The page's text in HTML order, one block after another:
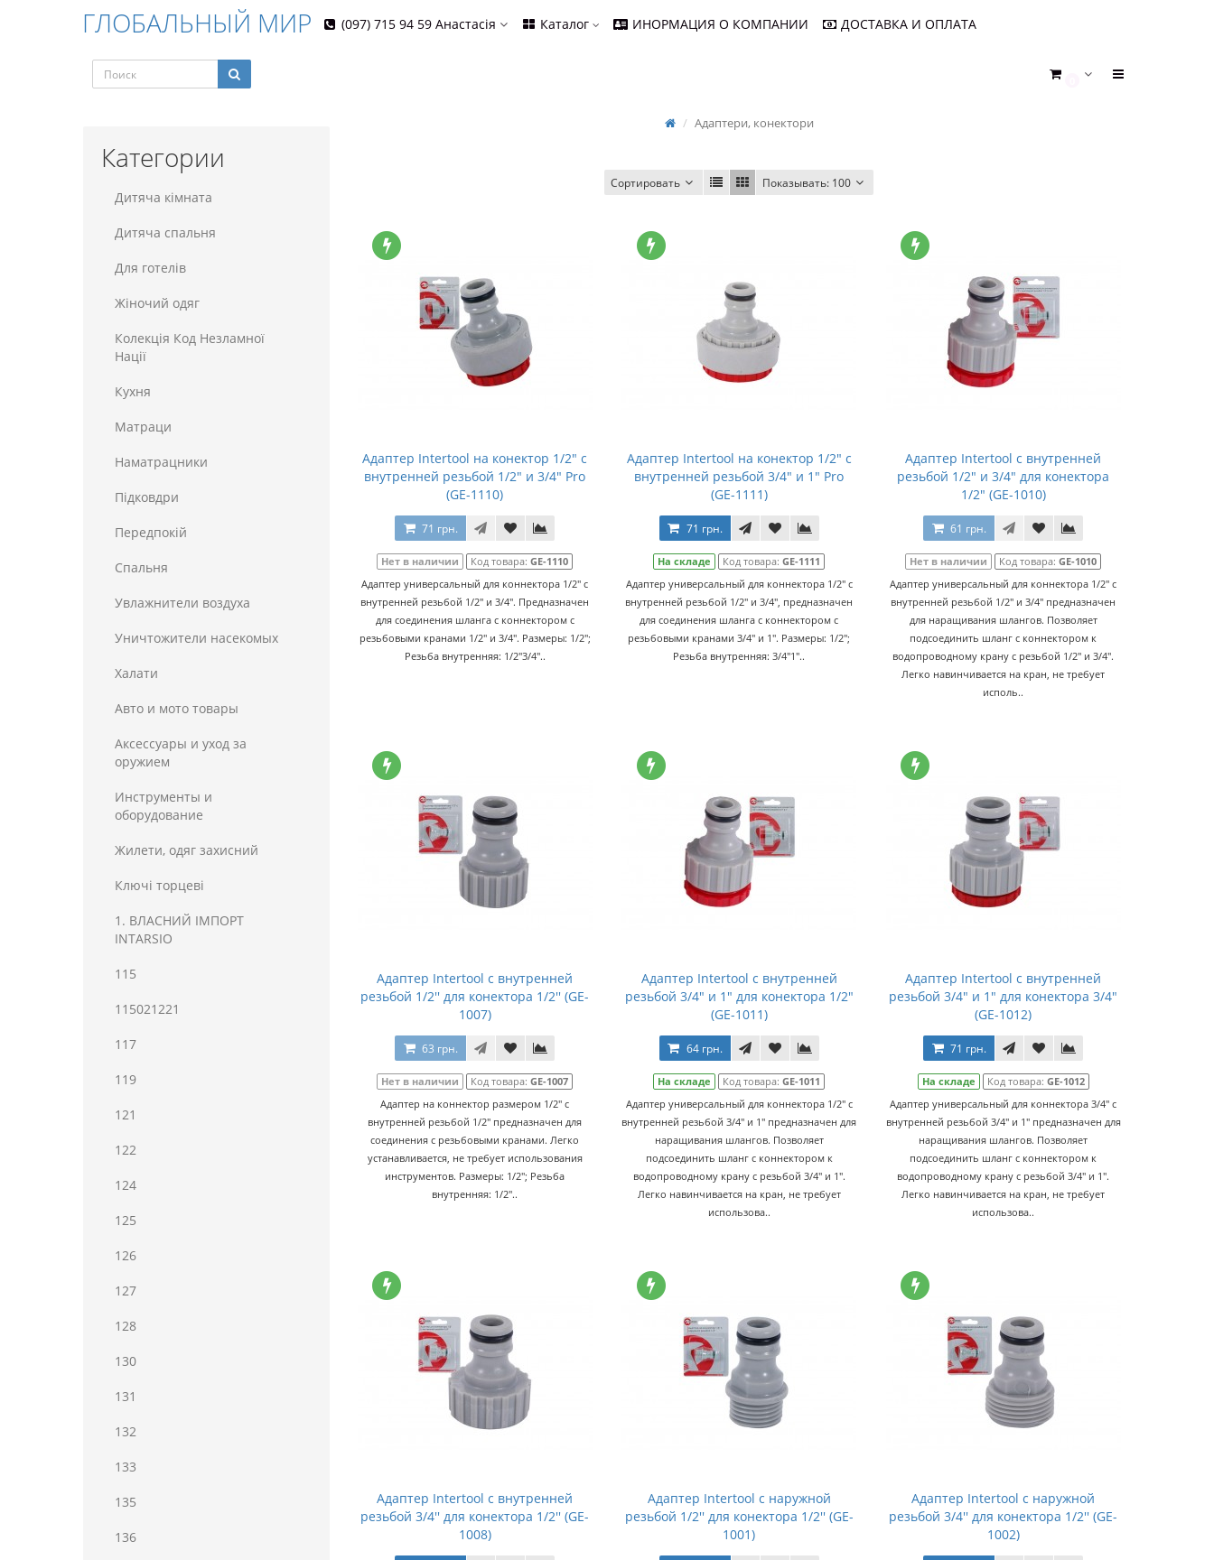
ГЛОБАЛЬНЫЙ МИР (097) 715 94 59 Анастасія Каталог ИНОРМАЦИЯ О КОМПАНИИ ДОСТАВКА И ОПЛАТА
Категории
Дитяча кімната
Дитяча спальня
Для готелiв
Жіночий одяг
Колекція Код Незламної
Нації
Кухня
Матраци
Наматрацники
Пiдковдри
Передпокій
Спальня
Увлажнители воздуха
Уничтожители насекомых
Халати
Авто и мото товары
Аксессуары и уход за
оружием
Инструменты и
оборудование
Жилети, одяг захисний
Ключі торцеві
1. ВЛАСНИЙ ІМПОРТ
INTARSIO
115
115021221
117
119
121
122
124
125
126
127
128
130
131
132
133
135
136
Адаптери, конектори
Сортировать Показывать: 100
Адаптер Intertool на конектор 1/2" с
внутренней резьбой 1/2" и 3/4" Pro
(GE-1110)
71 грн.
Нет в наличии Код товара:GE-1110
Адаптер универсальный для коннектора 1/2" с
внутренней резьбой 1/2" и 3/4". Предназначен
для соединения шланга с коннектором с
резьбовыми кранами 1/2" и 3/4". Размеры: 1/2";
Резьба внутренняя: 1/2"3/4"..
Адаптер Intertool на конектор 1/2" с
внутренней резьбой 3/4" и 1" Pro
(GE-1111)
71 грн.
На складе Код товара:GE-1111
Адаптер универсальный для коннектора 1/2" с
внутренней резьбой 1/2" и 3/4", предназначен
для соединения шланга с коннектором с
резьбовыми кранами 3/4" и 1". Размеры: 1/2";
Резьба внутренняя: 3/4"1"..
Адаптер Intertool с внутренней
резьбой 1/2" и 3/4" для конектора
1/2" (GE-1010)
61 грн.
Нет в наличии Код товара:GE-1010
Адаптер универсальный для коннектора 1/2" с
внутренней резьбой 1/2" и 3/4" предназначен
для наращивания шлангов. Позволяет
подсоединить шланг с коннектором к
водопроводному крану с резьбой 1/2" и 3/4".
Легко навинчивается на кран, не требует
исполь..
Адаптер Intertool с внутренней
резьбой 1/2'' для конектора 1/2'' (GE-
1007)
63 грн.
Нет в наличии Код товара:GE-1007
Адаптер на коннектор размером 1/2" с
внутренней резьбой 1/2" предназначен для
соединения с резьбовыми кранами. Легко
устанавливается, не требует использования
инструментов. Размеры: 1/2"; Резьба
внутренняя: 1/2"..
Адаптер Intertool с внутренней
резьбой 3/4" и 1" для конектора 1/2"
(GE-1011)
64 грн.
На складе Код товара:GE-1011
Адаптер универсальный для коннектора 1/2" с
внутренней резьбой 3/4" и 1" предназначен для
наращивания шлангов. Позволяет
подсоединить шланг с коннектором к
водопроводному крану с резьбой 3/4" и 1".
Легко навинчивается на кран, не требует
использова..
Адаптер Intertool с внутренней
резьбой 3/4" и 1" для конектора 3/4"
(GE-1012)
71 грн.
На складе Код товара: GE-1012
Адаптер универсальный для коннектора 3/4" с
внутренней резьбой 3/4" и 1" предназначен для
наращивания шлангов. Позволяет
подсоединить шланг с коннектором к
водопроводному крану с резьбой 3/4" и 1".
Легко навинчивается на кран, не требует
использова..
Адаптер Intertool с внутренней
резьбой 3/4'' для конектора 1/2'' (GE-
1008)
Адаптер Intertool с наружной
резьбой 1/2'' для конектора 1/2'' (GE-
1001)
Адаптер Intertool с наружной
резьбой 3/4'' для конектора 1/2'' (GE-
1002)